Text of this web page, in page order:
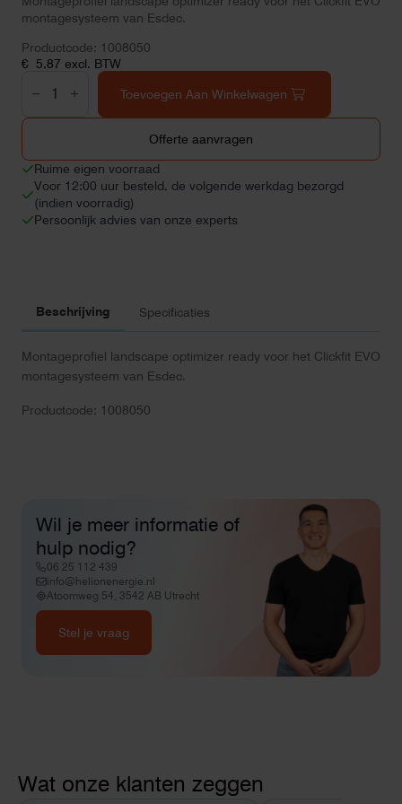
montagesysteem van Esdec.
Productcode: 1008050
€ 5,87 excl. BTW
EVO
optimizer
aantal
Toevoegen Aan Winkelwagen
Offerte aanvragen
Ruime eigen voorraad
Voor 12:00 uur besteld, de volgende werkdag bezorgd
(indien voorradig)
Persoonlijk advies van onze experts
Beschrijving Specificaties
Montageprofiel landscape optimizer ready voor het Clickfit EVO
montagesysteem van Esdec.
Productcode: 1008050
Wil je meer informatie of
hulp nodig?
06 25 112 439
info@helionenergie.nl
Atoomweg 54, 3542 AB Utrecht
Stel je vraag
Wat onze klanten zeggen